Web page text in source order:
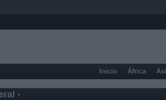
Inicio África